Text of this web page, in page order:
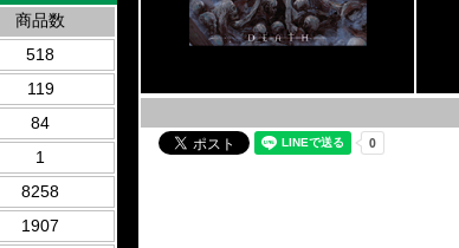
商品数
518
119
84
1
8258
1907